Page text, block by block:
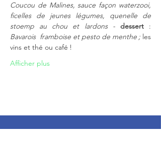
Coucou de Malines, sauce façon waterzooi,
ficelles de jeunes légumes, quenelle de
stoemp au chou et lardons - dessert
Bavarois  framboise et pesto de menthe ; les
vins et thé ou café !
Afficher plus